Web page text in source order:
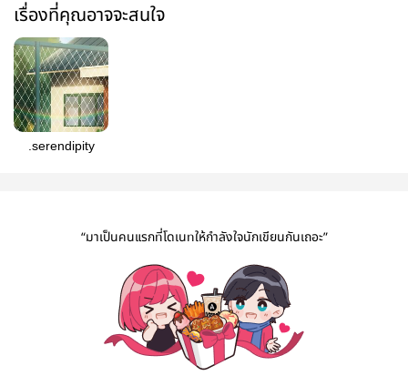
เรื่องที่คุณอาจจะสนใจ
.serendipity
“มาเป็นคนแรกที่โดเนทให้กำลังใจนักเขียนกันเถอะ”